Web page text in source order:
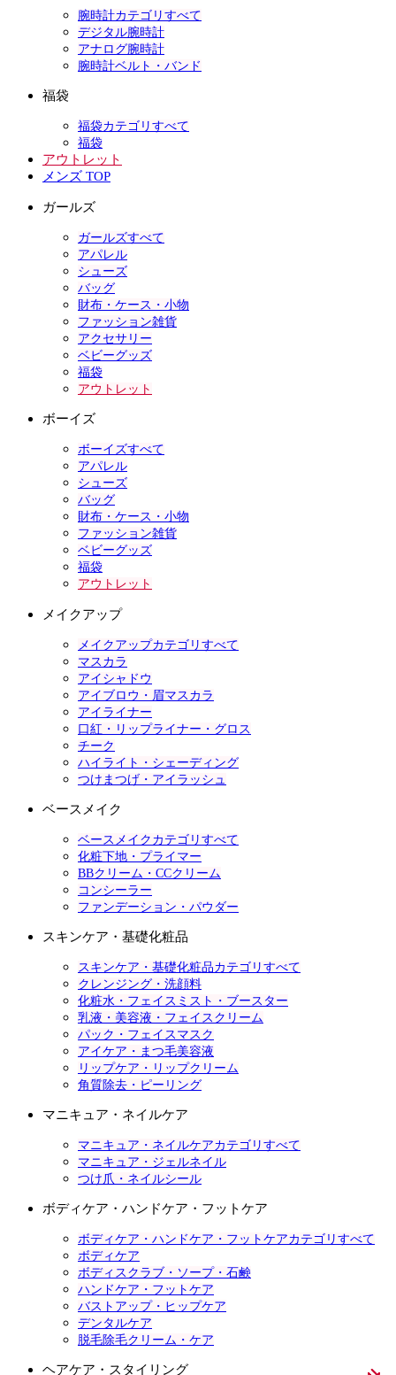
腕時計カテゴリすべて
デジタル腕時計
アナログ腕時計
腕時計ベルト・バンド
福袋
福袋カテゴリすべて
福袋
アウトレット
メンズ TOP
ガールズ
ガールズすべて
アパレル
シューズ
バッグ
財布・ケース・小物
ファッション雑貨
アクセサリー
ベビーグッズ
福袋
アウトレット
ボーイズ
ボーイズすべて
アパレル
シューズ
バッグ
財布・ケース・小物
ファッション雑貨
ベビーグッズ
福袋
アウトレット
メイクアップ
メイクアップカテゴリすべて
マスカラ
アイシャドウ
アイブロウ・眉マスカラ
アイライナー
口紅・リップライナー・グロス
チーク
ハイライト・シェーディング
つけまつげ・アイラッシュ
ベースメイク
ベースメイクカテゴリすべて
化粧下地・プライマー
BBクリーム・CCクリーム
コンシーラー
ファンデーション・パウダー
スキンケア・基礎化粧品
スキンケア・基礎化粧品カテゴリすべて
クレンジング・洗顔料
化粧水・フェイスミスト・ブースター
乳液・美容液・フェイスクリーム
パック・フェイスマスク
アイケア・まつ毛美容液
リップケア・リップクリーム
角質除去・ピーリング
マニキュア・ネイルケア
マニキュア・ネイルケアカテゴリすべて
マニキュア・ジェルネイル
つけ爪・ネイルシール
ボディケア・ハンドケア・フットケア
ボディケア・ハンドケア・フットケアカテゴリすべて
ボディケア
ボディスクラブ・ソープ・石鹸
ハンドケア・フットケア
バストアップ・ヒップケア
デンタルケア
脱毛除毛クリーム・ケア
ヘアケア・スタイリング